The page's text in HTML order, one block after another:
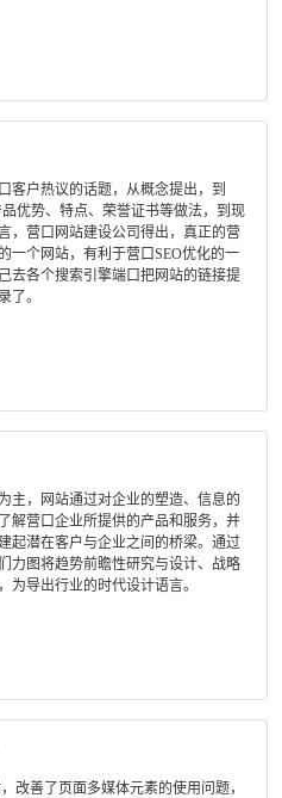
客户热议的话题，从概念提出，到
优势、特点、荣誉证书等做法，到现
，营口网站建设公司得出，真正的营
一个网站，有利于营口SEO优化的一
去各个搜索引擎端口把网站的链接提
了。
主，网站通过对企业的塑造、信息的
解营口企业所提供的产品和服务，并
起潜在客户与企业之间的桥梁。通过
力图将趋势前瞻性研究与设计、战略
为导出行业的时代设计语言。
改善了页面多媒体元素的使用问题，